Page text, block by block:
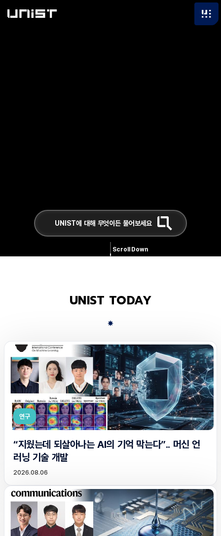
Scroll Down
UNIST TODAY
연구
“지웠는데 되살아나는 AI의 기억 막는다”.. 머신 언
러닝 기술 개발
2026.08.06